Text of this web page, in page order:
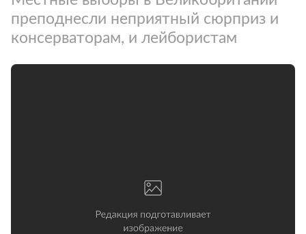
преподнесли неприятный сюрприз и
консерваторам, и лейбористам